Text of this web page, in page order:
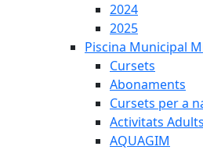
2024
2025
Piscina Municipal
Cursets
Abonaments
Cursets per a
Activitats Adults
AQUAGIM